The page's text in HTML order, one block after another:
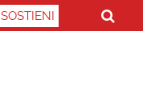
SOSTIENI